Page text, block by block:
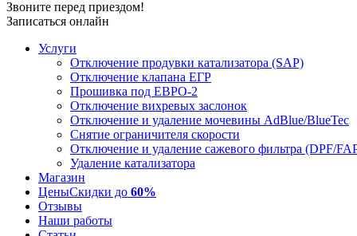
Звоните перед приездом!
Записаться онлайн
Услуги
Отключение продувки катализатора (SAP)
Отключение клапана ЕГР
Прошивка под ЕВРО-2
Отключение вихревых заслонок
Отключение и удаление мочевины AdBlue/BlueTec
Снятие ограничителя скорости
Отключение и удаление сажевого фильтра (DPF/
Удаление катализатора
Магазин
ЦеныСкидки до 60%
Отзывы
Наши работы